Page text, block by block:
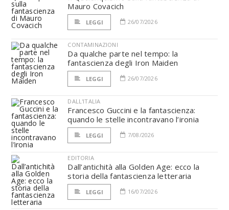
Mauro Covacich
LEGGI 26/07/2026
CONTAMINAZIONI
Da qualche parte nel tempo: la
fantascienza degli Iron Maiden
LEGGI 26/07/2026
DALL'ITALIA
Francesco Guccini e la fantascienza:
quando le stelle incontravano l’ironia
LEGGI 7/08/2026
EDITORIA
Dall’antichità alla Golden Age: ecco la
storia della fantascienza letteraria
LEGGI 16/07/2026